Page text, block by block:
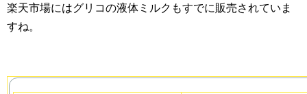
楽天市場にはグリコの液体ミルクもすでに販売されていま
すね。